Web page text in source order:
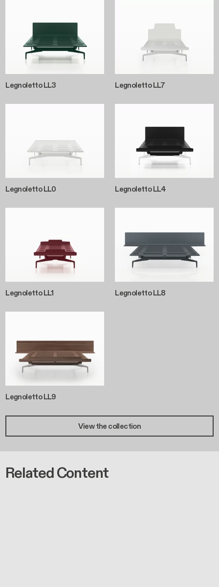
Legnoletto LL3 Legnoletto LL7
Legnoletto LL0 Legnoletto LL4
Legnoletto LL1 Legnoletto LL8
Legnoletto LL9
View the collection
Related Content